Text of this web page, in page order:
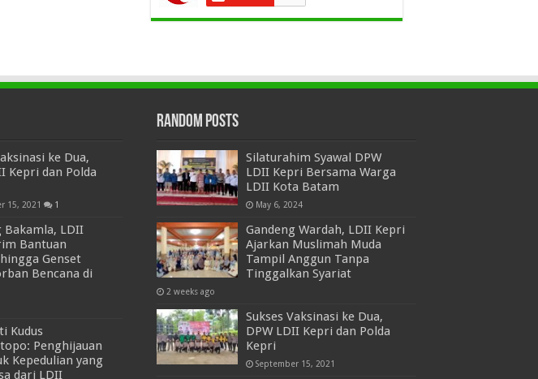
ke Dua,
Kepri dan Polda
15, 2021 1
Bakamla, LDII
Bantuan
Genset
Bencana di
Kudus
Penghijauan
Kepedulian yang
dari LDII
Random Posts
Silaturahim Syawal DPW
LDII Kepri Bersama Warga
LDII Kota Batam
May 6, 2024
Gandeng Wardah, LDII Kepri
Ajarkan Muslimah Muda
Tampil Anggun Tanpa
Tinggalkan Syariat
2 weeks ago
Sukses Vaksinasi ke Dua,
DPW LDII Kepri dan Polda
Kepri
September 15, 2021